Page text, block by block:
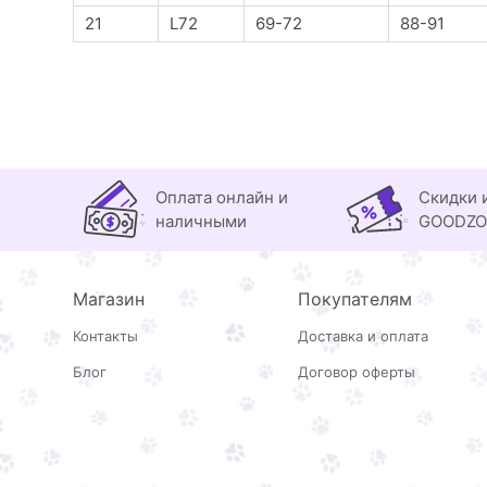
21 L72 69-72 88-91
Оплата онлайн и
наличными
Скидки
Магазин
Контакты
Блог
Покупателям
Доставка и оплата
Договор оферты